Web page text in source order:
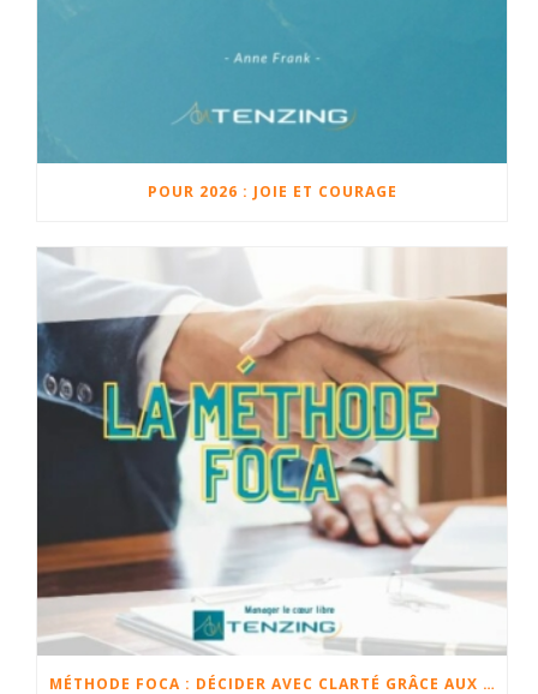
POUR 2026 : JOIE ET COURAGE
MÉTHODE FOCA : DÉCIDER AVEC CLARTÉ GRÂCE AUX FAITS, OPINIONS, CHANGEMENTS ET ACTIONS